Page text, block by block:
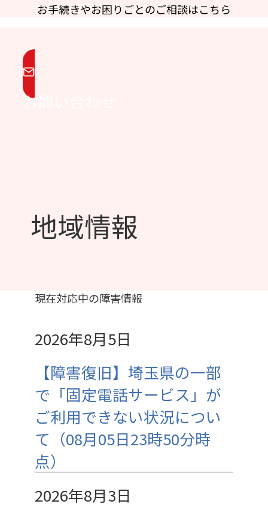
お手続きやお困りごとのご相談はこちら
お問い合わせ
地域情報
現在対応中の障害情報
2026年8月5日
【障害復旧】埼玉県の一部
で「固定電話サービス」が
ご利用できない状況につい
て（08月05日23時50分時
点）
2026年8月3日